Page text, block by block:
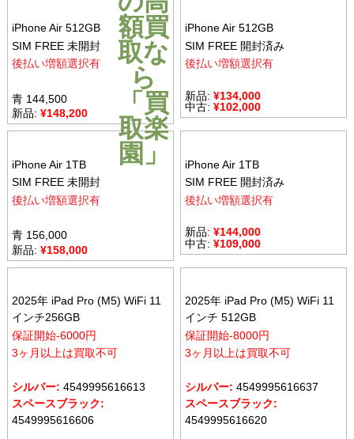
iPhone Air 512GB
SIM FREE 未開封
後払い増額選択有
青 144,500
新品: ¥148,200
iPhone Air 512GB
SIM FREE 開封済み
後払い増額選択有
新品: ¥134,000
中古: ¥102,000
iPhone Air 1TB
SIM FREE 未開封
後払い増額選択有
青 156,000
新品: ¥158,000
iPhone Air 1TB
SIM FREE 開封済み
後払い増額選択有
新品: ¥144,000
中古: ¥109,000
2025年 iPad Pro (M5) WiFi 11
インチ256GB
保証開始-6000円
3ヶ月以上は買取不可
シルバー: 4549995616613
スペースブラック:
4549995616606
2025年 iPad Pro (M5) WiFi 11
インチ 512GB
保証開始-8000円
3ヶ月以上は買取不可
シルバー: 4549995616637
スペースブラック:
4549995616620